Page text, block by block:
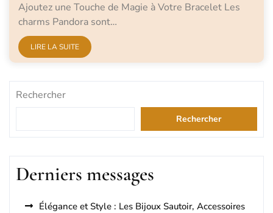
Ajoutez une Touche de Magie à Votre Bracelet Les
charms Pandora sont…
LIRE LA SUITE
Rechercher
Rechercher
Derniers messages
Élégance et Style : Les Bijoux Sautoir, Accessoires